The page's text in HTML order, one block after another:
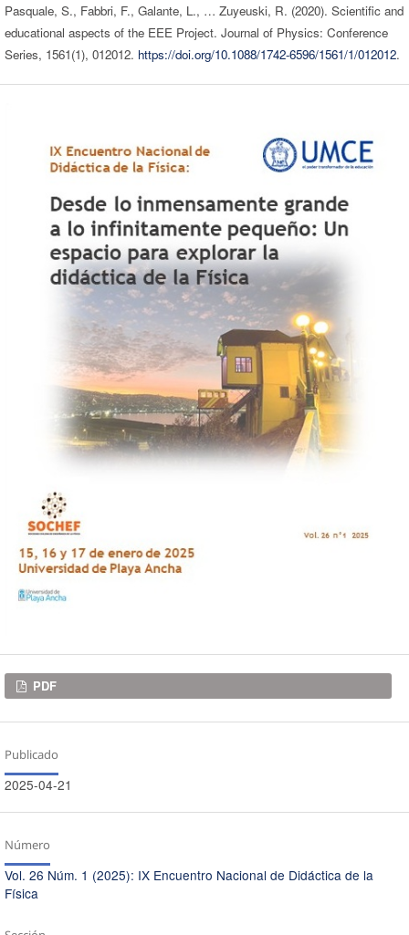
Pasquale, S., Fabbri, F., Galante, L., … Zuyeuski, R. (2020). Scientific and
educational aspects of the EEE Project. Journal of Physics: Conference
Series, 1561(1), 012012. https://doi.org/10.1088/1742-6596/1561/1/012012.
Descargas
PDF
Publicado
2025-04-21
Número
Vol. 26 Núm. 1 (2025): IX Encuentro Nacional de Didáctica de la
Física